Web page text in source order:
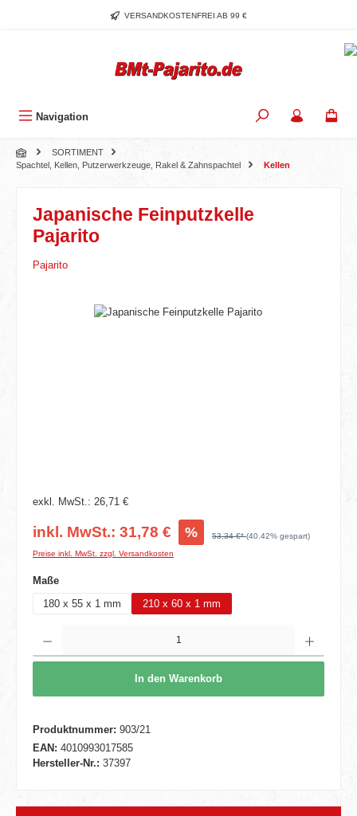
Zum Hauptinhalt springenVERSANDKOSTENFREI AB 99 €
Navigation
SORTIMENT
Spachtel, Kellen, Putzerwerkzeuge, Rakel & Zahnspachtel
Kellen
Japanische Feinputzkelle
Pajarito
Pajarito
Bildergalerie überspringen
exkl. MwSt.: 26,71 €
inkl. MwSt.: 31,78 € % 53,34 €*(40.42% gespart)
Preise inkl. MwSt. zzgl. Versandkosten
Maßeauswählen
180 x 55 x 1 mm
210 x 60 x 1 mm
In den Warenkorb
Produktnummer: 903/21
EAN: 4010993017585
Hersteller-Nr.: 37397